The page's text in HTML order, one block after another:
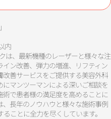
内
は、最新機種のレーザーと様々な注
ン改善、弾力の増進、リフティン
善サービスをご提供する美容外科
マンツーマンによる深いご相談を
で患者様の満足度を高めることに
長年のノウハウと様々な施術事例
ことに全力を尽くしています。